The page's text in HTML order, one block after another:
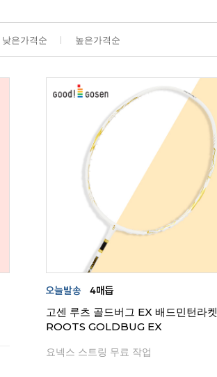
낮은가격순 높은가격순
고센 루츠 골드버그 EX 배드민턴라켓
ROOTS GOLDBUG EX
요넥스 스트링 무료 작업